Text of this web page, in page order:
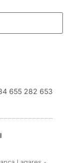
655 282 653